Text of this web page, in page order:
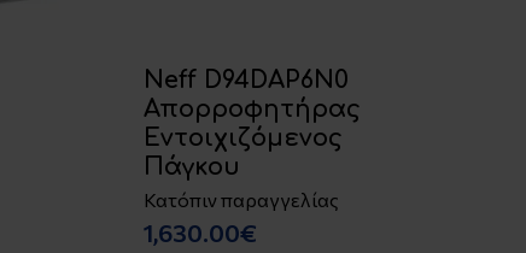
Neff D94DAP6N0
Απορροφητήρας
Εντοιχιζόμενος
Πάγκου
Κατόπιν παραγγελίας
1,630.00€